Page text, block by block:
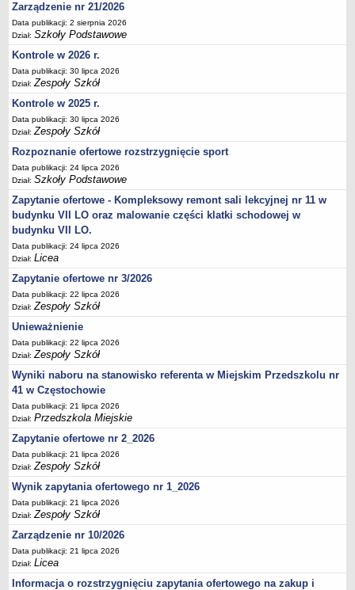
Statut
Majątek
Godziny dyżurów
Ogłoszenia
Zarządzenia
Rejestry, ewidencje, archiwa
Kontrole
PONOWNE WYKORZYSTYWANIE
Sprawozdania
Deklaracja dostępności
DEKLARACJA DOSTĘPNOŚCI
OŚWIADCZENIA MAJĄTKOWE
PONOWNE WYKORZYSTYWANIE
UDOSTĘPNIANIE INFORMACJI PUBLICZNEJ
OCHRONA DANYCH OSOBOWYCH
Zarządzenie nr 21/2026
Data publikacji: 2 sierpnia 2026
Dział:Szkoły Podstawowe
Kontrole w 2026 r.
Data publikacji: 30 lipca 2026
Dział:Zespoły Szkół
Kontrole w 2025 r.
Data publikacji: 30 lipca 2026
Dział:Zespoły Szkół
Rozpoznanie ofertowe rozstrzygnięcie sport
Data publikacji: 24 lipca 2026
Dział:Szkoły Podstawowe
Zapytanie ofertowe - Kompleksowy remont sali lekcyjnej nr 11 w
budynku VII LO oraz malowanie części klatki schodowej w
budynku VII LO.
Data publikacji: 24 lipca 2026
Dział:Licea
Zapytanie ofertowe nr 3/2026
Data publikacji: 22 lipca 2026
Dział:Zespoły Szkół
Unieważnienie
Data publikacji: 22 lipca 2026
Dział:Zespoły Szkół
Wyniki naboru na stanowisko referenta w Miejskim Przedszkolu nr
41 w Częstochowie
Data publikacji: 21 lipca 2026
Dział:Przedszkola Miejskie
Zapytanie ofertowe nr 2_2026
Data publikacji: 21 lipca 2026
Dział:Zespoły Szkół
Wynik zapytania ofertowego nr 1_2026
Data publikacji: 21 lipca 2026
Dział:Zespoły Szkół
Zarządzenie nr 10/2026
Data publikacji: 21 lipca 2026
Dział:Licea
Informacja o rozstrzygnięciu zapytania ofertowego na zakup i